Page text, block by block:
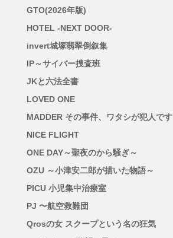
GTO(2026年版)
HOTEL -NEXT DOOR-
invert城塚翡翠倒叙集
IP～サイバー捜査班
JKと六法全書
LOVED ONE
MADDER その事件、ワタシが犯人です
NICE FLIGHT
ONE DAY～聖夜のから騒ぎ～
OZU ～小津安二郎が描いた物語～
PICU 小児集中治療室
PJ 〜航空救難団
Qrosの女 スクープという名の狂気